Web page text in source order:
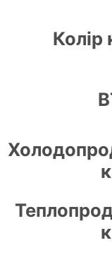
Колір